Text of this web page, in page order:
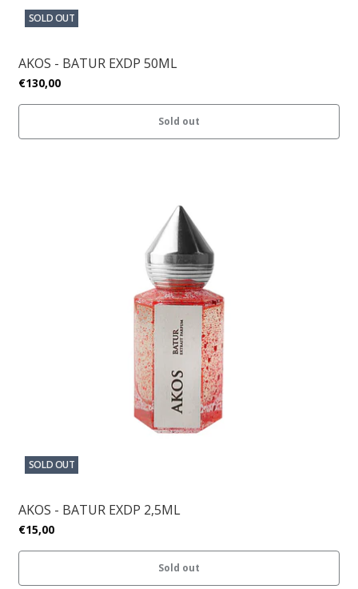
SOLD OUT
AKOS - BATUR EXDP 50ML
€130,00
Sold out
SOLD OUT
AKOS - BATUR EXDP 2,5ML
€15,00
Sold out